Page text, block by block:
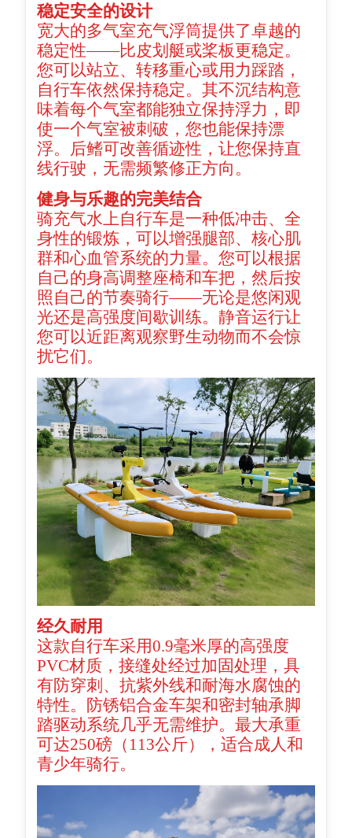
稳定安全的设计
宽大的多气室充气浮筒提供了卓越的
稳定性——比皮划艇或桨板更稳定。
您可以站立、转移重心或用力踩踏，
自行车依然保持稳定。其不沉结构意
味着每个气室都能独立保持浮力，即
使一个气室被刺破，您也能保持漂
浮。后鳍可改善循迹性，让您保持直
线行驶，无需频繁修正方向。
健身与乐趣的完美结合
骑充气水上自行车是一种低冲击、全
身性的锻炼，可以增强腿部、核心肌
群和心血管系统的力量。您可以根据
自己的身高调整座椅和车把，然后按
照自己的节奏骑行——无论是悠闲观
光还是高强度间歇训练。静音运行让
您可以近距离观察野生动物而不会惊
扰它们。
经久耐用
这款自行车采用0.9毫米厚的高强度
PVC材质，接缝处经过加固处理，具
有防穿刺、抗紫外线和耐海水腐蚀的
特性。防锈铝合金车架和密封轴承脚
踏驱动系统几乎无需维护。最大承重
可达250磅（113公斤），适合成人和
青少年骑行。